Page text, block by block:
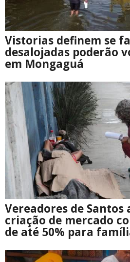
Vistorias definem se
desalojadas poderão
em Mongaguá
Vereadores de Santos
criação de mercado
de até 50% para